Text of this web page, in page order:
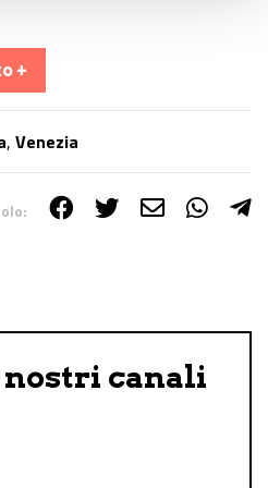
+
, Venezia
nostri canali